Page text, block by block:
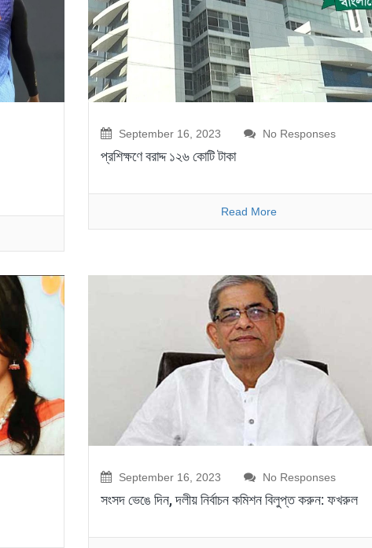
September 16, 2023 No Responses
প্রশিক্ষণে বরাদ্দ ১২৬ কোটি টাকা
Read More
September 16, 2023 No Responses
সংসদ ভেঙে দিন, দলীয় নির্বাচন কমিশন বিলুপ্ত করুন: ফখরুল